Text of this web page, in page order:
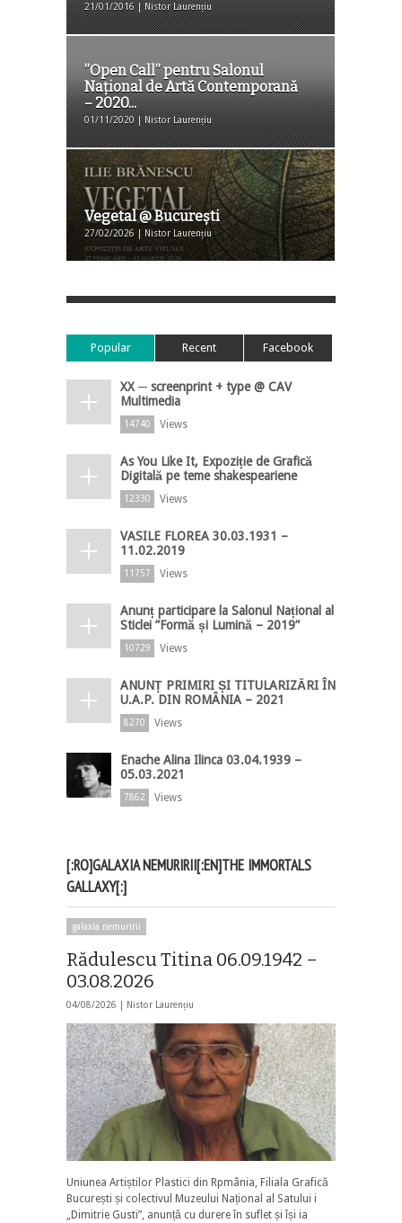
21/01/2016 | Nistor Laurențiu
”Open Call” pentru Salonul
Național de Artă Contemporană
– 2020...
01/11/2020 | Nistor Laurențiu
Vegetal @ București
27/02/2026 | Nistor Laurențiu
Popular Recent Facebook
XX ─ screenprint + type @ CAV
Multimedia
14740 Views
As You Like It, Expoziție de Grafică
Digitală pe teme shakespeariene
12330 Views
VASILE FLOREA 30.03.1931 –
11.02.2019
11757 Views
Anunț participare la Salonul Național al
Sticlei ”Formă și Lumină – 2019”
10729 Views
ANUNȚ PRIMIRI ȘI TITULARIZĂRI ÎN
U.A.P. DIN ROMÂNIA – 2021
8270 Views
Enache Alina Ilinca 03.04.1939 –
05.03.2021
7862 Views
[:RO]GALAXIA NEMURIRII[:EN]THE IMMORTALS
GALLAXY[:]
galaxia nemuririi
Rădulescu Titina 06.09.1942 –
03.08.2026
04/08/2026 | Nistor Laurențiu
Uniunea Artiștilor Plastici din Rpmânia, Filiala Grafică
București și colectivul Muzeului Național al Satului i
„Dimitrie Gusti”, anunță cu durere în suflet și își ia